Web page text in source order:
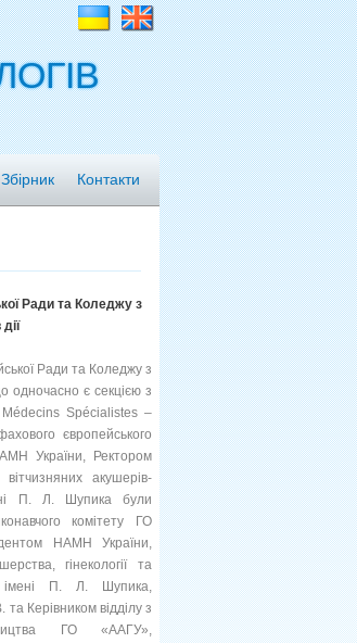
Збірник Контакти
Ради та Коледжу з
Ради та Коледжу з
одночасно є секцією з
Médecins Spécialistes –
європейського
України, Ректором
вітчизняних акушерів-
П. Л. Шупика були
комітету ГО
НАМН України,
гінекології та
імені П. Л. Шупика,
Керівником відділу з
ГО «ААГУ»,